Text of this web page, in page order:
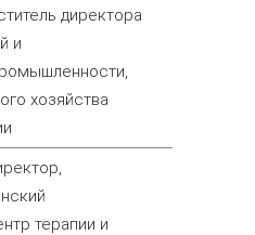
директора
и
хозяйства
терапии и